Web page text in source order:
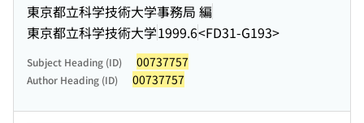
東京都立科学技術大学事務局 編
東京都立科学技術大学1999.6<FD31-G193>
Subject Heading (ID) 00737757
Author Heading (ID) 00737757